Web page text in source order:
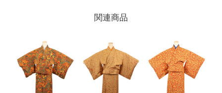
関連商品